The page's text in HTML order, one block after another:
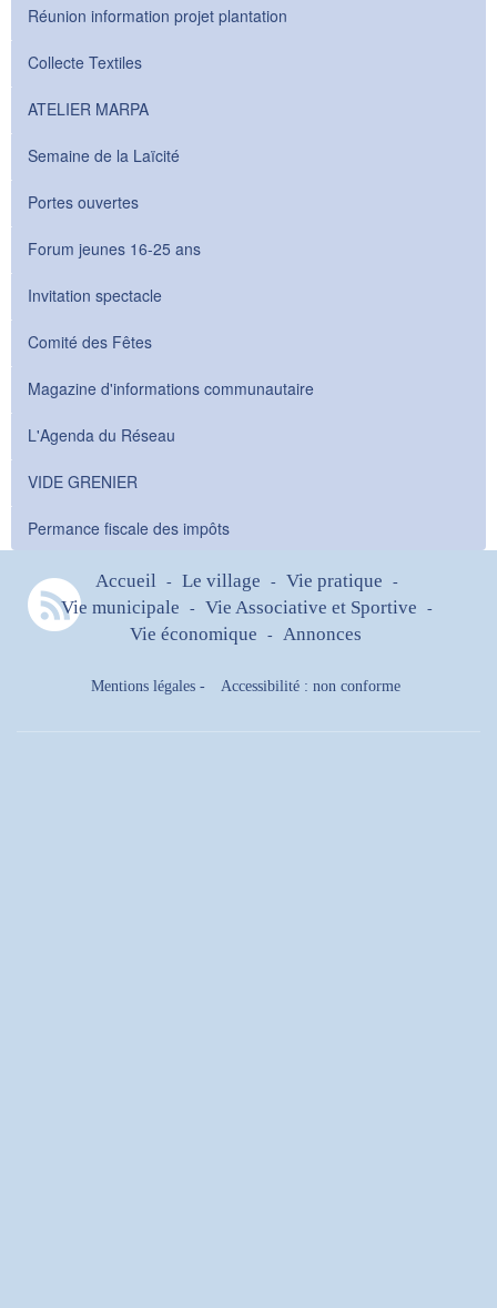
Réunion information projet plantation
Collecte Textiles
ATELIER MARPA
Semaine de la Laïcité
Portes ouvertes
Forum jeunes 16-25 ans
Invitation spectacle
Comité des Fêtes
Magazine d'informations communautaire
L'Agenda du Réseau
VIDE GRENIER
Permance fiscale des impôts
Accueil - Le village - Vie pratique -
Vie municipale - Vie Associative et Sportive -
Vie économique - Annonces
Mentions légales - Accessibilité : non conforme